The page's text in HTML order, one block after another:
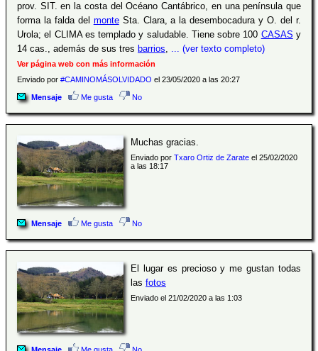
prov. SIT. en la costa del Océano Cantábrico, en una península que
forma la falda del monteSta. Clara, a la desembocadura y O. del r.
Urola; el CLIMA es templado y saludable. Tiene sobre 100 CASAS y
14 cas., además de sus tres barrios, ... (ver texto completo)
Ver página web con más información
Enviado por #CAMINOMÁSOLVIDADO el 23/05/2020 a las 20:27
Mensaje Me gusta No
Muchas gracias.
Enviado por Txaro Ortiz de Zarate el 25/02/2020
a las 18:17
Mensaje Me gusta No
El lugar es precioso y me gustan todas
las fotos
Enviado el 21/02/2020 a las 1:03